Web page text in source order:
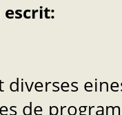
escrit:
diverses
de